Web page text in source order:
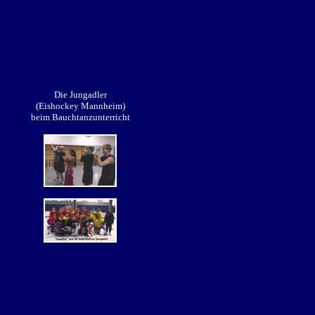
Die Jungadler
(Eishockey Mannheim)
beim Bauchtanzunterricht